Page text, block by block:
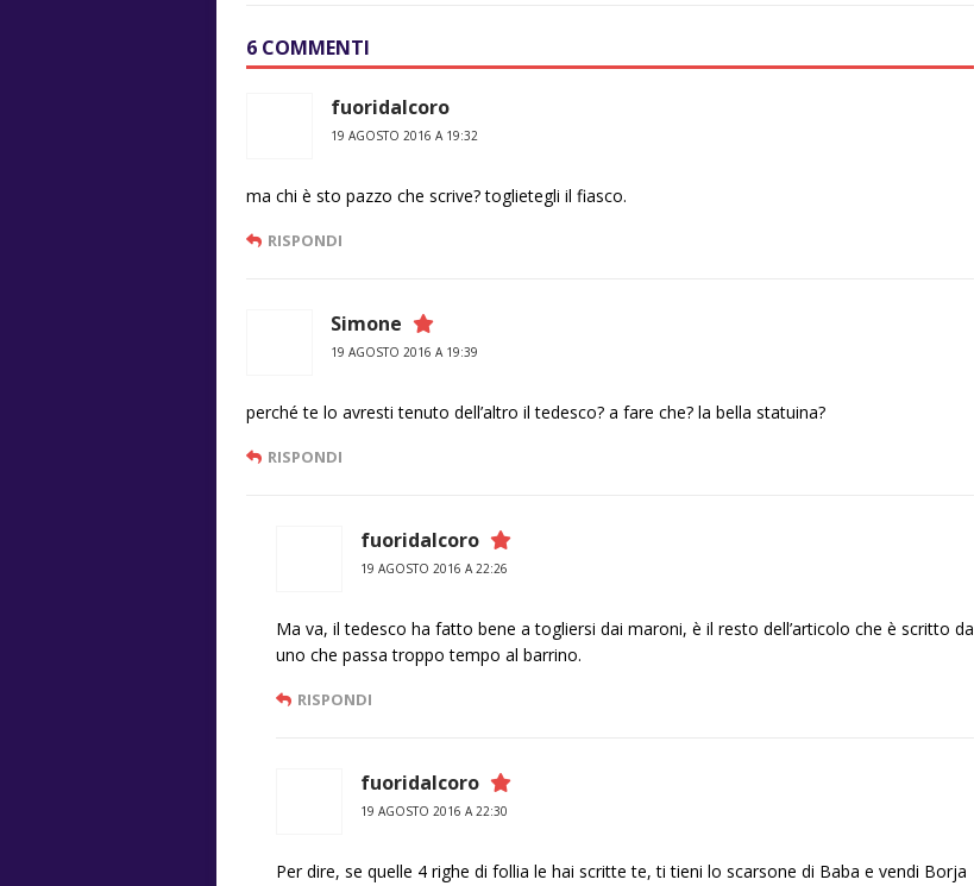
6 COMMENTI
fuoridalcoro
19 AGOSTO 2016 A 19:32
ma chi è sto pazzo che scrive? toglietegli il fiasco.
RISPONDI
Simone
19 AGOSTO 2016 A 19:39
perché te lo avresti tenuto dell’altro il tedesco? a fare che? la bella statuina?
RISPONDI
fuoridalcoro
19 AGOSTO 2016 A 22:26
Ma va, il tedesco ha fatto bene a togliersi dai maroni, è il resto dell’articolo che è scritto da
uno che passa troppo tempo al barrino.
RISPONDI
fuoridalcoro
19 AGOSTO 2016 A 22:30
Per dire, se quelle 4 righe di follia le hai scritte te, ti tieni lo scarsone di Baba e vendi Borja